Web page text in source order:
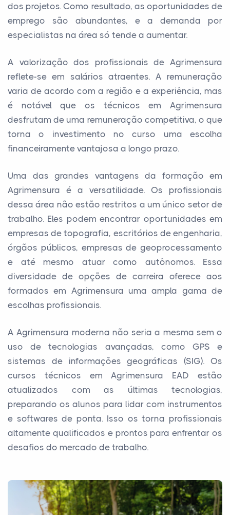
dos projetos. Como resultado, as oportunidades de
emprego são abundantes, e a demanda por
especialistas na área só tende a aumentar.
A valorização dos profissionais de Agrimensura
reflete-se em salários atraentes. A remuneração
varia de acordo com a região e a experiência, mas
é notável que os técnicos em Agrimensura
desfrutam de uma remuneração competitiva, o que
torna o investimento no curso uma escolha
financeiramente vantajosa a longo prazo.
Uma das grandes vantagens da formação em
Agrimensura é a versatilidade. Os profissionais
dessa área não estão restritos a um único setor de
trabalho. Eles podem encontrar oportunidades em
empresas de topografia, escritórios de engenharia,
órgãos públicos, empresas de geoprocessamento
e até mesmo atuar como autônomos. Essa
diversidade de opções de carreira oferece aos
formados em Agrimensura uma ampla gama de
escolhas profissionais.
A Agrimensura moderna não seria a mesma sem o
uso de tecnologias avançadas, como GPS e
sistemas de informações geográficas (SIG). Os
cursos técnicos em Agrimensura EAD estão
atualizados com as últimas tecnologias,
preparando os alunos para lidar com instrumentos
e softwares de ponta. Isso os torna profissionais
altamente qualificados e prontos para enfrentar os
desafios do mercado de trabalho.